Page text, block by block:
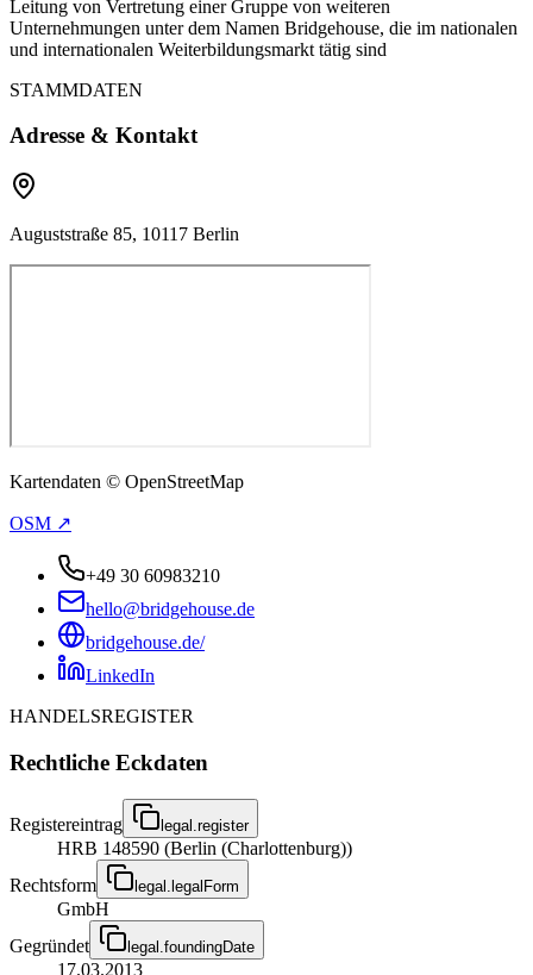
Leitung von Vertretung einer Gruppe von weiteren
Unternehmungen unter dem Namen Bridgehouse, die im nationalen
und internationalen Weiterbildungsmarkt tätig sind
STAMMDATEN
Adresse & Kontakt
Auguststraße 85, 10117 Berlin
Kartendaten © OpenStreetMap
OSM ↗
+49 30 60983210
hello@bridgehouse.de
bridgehouse.de/
LinkedIn
HANDELSREGISTER
Rechtliche Eckdaten
Registereintrag legal.register
HRB 148590 (Berlin (Charlottenburg))
Rechtsform
legal.legalForm
GmbH
Gegründet
legal.foundingDate
17.03.2013